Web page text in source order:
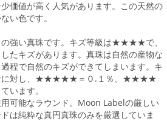
価値が高く人気があります。この天然の
い色です。
強い真珠です。キズ等級は★★★★で、
たキズがあります。真珠は自然の産物な
程で自然のキズができてしまいます。キ
量に対し、★★★★★＝０.１％、★★★★
います。
可能なラウンド。Moon Labelの厳しい
は純粋な真円真珠のみを厳選していま